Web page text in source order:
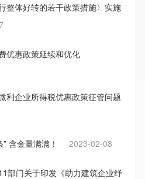
整体好转的若干政策措施〉实施
优惠政策延续和优化
利企业所得税优惠政策征管问题
含金量满满！ 2023-02-08
部门关于印发《助力建筑企业纾